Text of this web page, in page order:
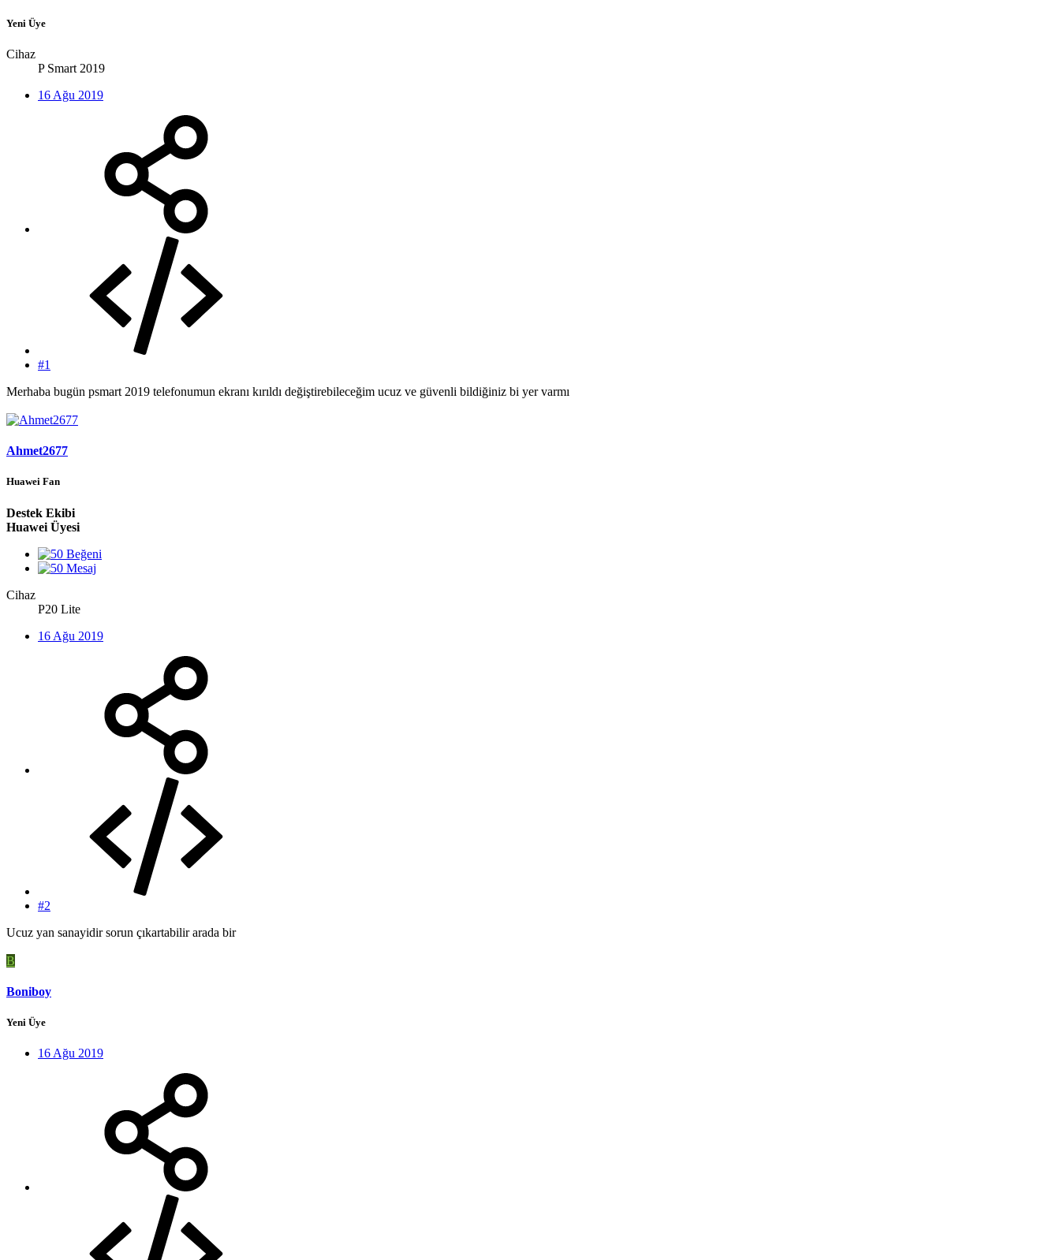
Yeni Üye
Cihaz
P Smart 2019
16 Ağu 2019
#1
Merhaba bugün psmart 2019 telefonumun ekranı kırıldı değiştirebileceğim ucuz ve güvenli bildiğiniz bi yer varmı
Ahmet2677
Huawei Fan
Destek Ekibi
Huawei Üyesi
Cihaz
P20 Lite
16 Ağu 2019
#2
Ucuz yan sanayidir sorun çıkartabilir arada bir
B
Boniboy
Yeni Üye
16 Ağu 2019